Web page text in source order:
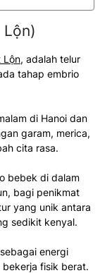
Lộn)
Lộn, adalah telur
tahap embrio
di Hanoi dan
garam, merica,
cita rasa.
bebek di dalam
bagi penikmat
yang unik antara
sedikit kenyal.
energi
fisik berat.